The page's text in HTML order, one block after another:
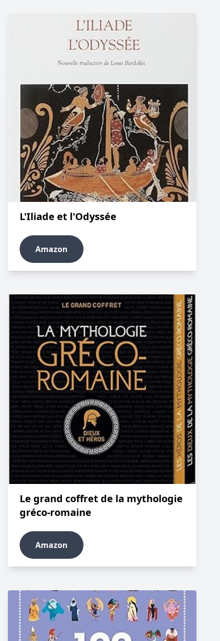
L'Iliade et l'Odyssée
Amazon
Le grand coffret de la mythologie
gréco-romaine
Amazon